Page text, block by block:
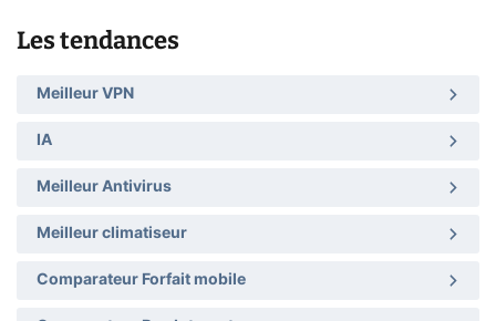
Les tendances
Meilleur VPN
IA
Meilleur Antivirus
Meilleur climatiseur
Comparateur Forfait mobile